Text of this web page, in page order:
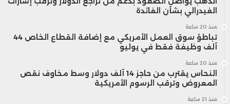
الفيدرالي بشأن الفائدة
منذ 20 ساعة
تباطؤ سوق العمل الأمريكي مع إضافة القطاع الخاص 44
ألف وظيفة فقط في يوليو
منذ 20 ساعة
النحاس يقترب من حاجز 14 ألف دولار وسط مخاوف نقص
المعروض وترقب الرسوم الأمريكية
منذ 21 ساعة